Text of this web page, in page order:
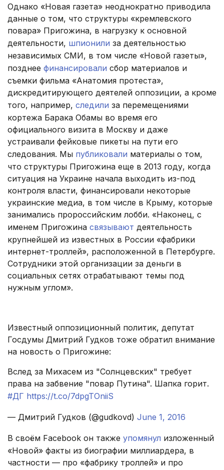
Однако «Новая газета» неоднократно приводила
данные о том, что структуры «кремлевского
повара» Пригожина, в нагрузку к основной
деятельности, шпионили за деятельностью
независимых СМИ, в том числе «Новой газеты»,
позднее финансировали сбор материалов и
съемки фильма «Анатомия протеста»,
дискредитирующего деятелей оппозиции, а кроме
того, например, следили за перемещениями
кортежа Барака Обамы во время его
официального визита в Москву и даже
устраивали фейковые пикеты на пути его
следования. Мы публиковали материалы о том,
что структуры Пригожина еще в 2013 году, когда
ситуация на Украине начала выходить из-под
контроля власти, финансировали некоторые
украинские медиа, в том числе в Крыму, которые
занимались пророссийским лобби. «Наконец, с
именем Пригожина связывают деятельность
крупнейшей из известных в России «фабрики
интернет-троллей», расположенной в Петербурге.
Сотрудники этой организации за деньги в
социальных сетях отрабатывают темы под
нужным углом».
Известный оппозиционный политик, депутат
Госдумы Дмитрий Гудков тоже обратил внимание
на новость о Пригожине:
Вслед за Михасем из "Солнцевских" требует
права на забвение "повар Путина". Шапка горит.
#ДГ https://t.co/7dpgTOniiS
— Дмитрий Гудков (@gudkovd) June 1, 2016
В своём Facebook он также упомянул изложенный
«Новой» факты из биографии миллиардера, в
частности — про «фабрику троллей» и про